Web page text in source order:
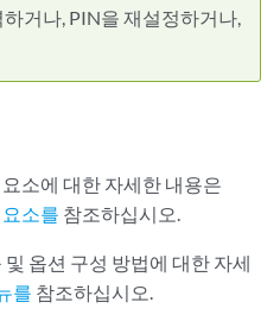
거나, PIN을 재설정하거나,
소에 대한 자세한 내용은
소를 참조하십시오.
옵션 구성 방법에 대한 자세
를 참조하십시오.